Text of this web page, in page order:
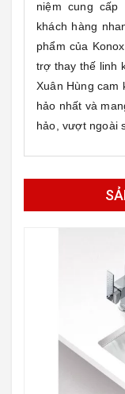
niệm cung
khách hàng
phẩm của
trợ thay thế linh
Xuân Hùng cam
hảo nhất và
hảo, vượt ngoài